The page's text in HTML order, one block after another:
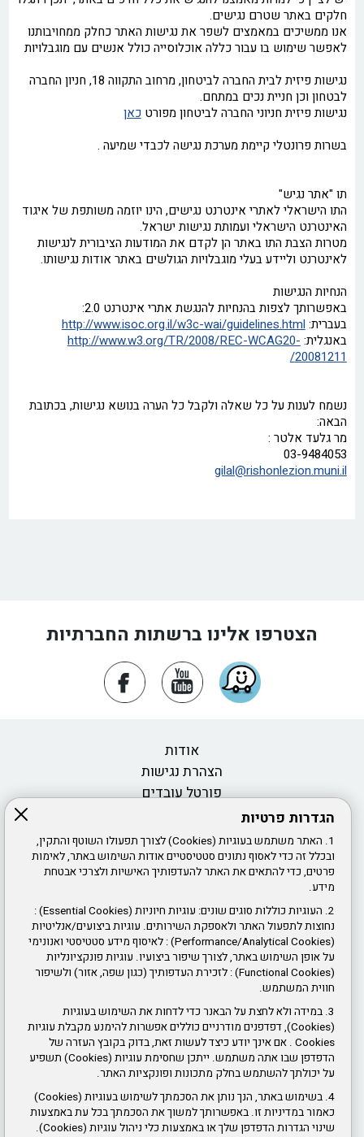
הגדרות פרטיות
1. האתר משתמש בעוגיות (Cookies) לצורך תפעולו השוטף והתקין,
ובכלל זה כדי לאסוף נתונים סטטיסטיים אודות השימוש באתר, לאימות
פרטים, כדי להתאים את האתר להעדפותיך האישיות ולצרכי אבטחת
מידע.
2. העוגיות כוללות סוגים שונים: עוגיות חיוניות (Essential Cookies) :
נחוצות לתפעול האתר ולאספקת השירותים. עוגיות ביצועים/אנליטיות
(Performance/Analytical Cookies) : לאיסוף מידע סטטיסטי ואנונימי
על אופן השימוש באתר, לצורך שיפור ביצועיו. עוגיות פונקציונליות
(Functional Cookies) : לזכירת העדפותיך (כגון שפה, אזור) ולשיפור
חווית המשתמש.
3. במידה ולא לחצת על הבאנר כדי לדחות את השימוש בעוגיות
(Cookies), דפדפנים מודרניים כוללים אפשרות להימנע מקבלת עוגיות
Cookies . אם אינך יודע כיצד לעשות זאת, בדוק בקובץ העזרה של
הדפדפן שבו אתה משתמש. ייתכן שחסימת עוגיות (Cookies) תשפיע
על יכולתך להשתמש בחלק מתכונות ופונקציות האתר.
4. בשימוש באתר, הנך נותן את הסכמתך לשימוש בעוגיות (Cookies)
כאמור במדיניות זו. באפשרותך למשוך את הסכמתך בכל עת באמצעות
שינוי הגדרות הדפדפן שלך או באמצעות כלי ניהול עוגיות (Cookies).
חלקים באתר שטרם נגישים.
אנו ממשיכים במאמצים לשפר את נגישות האתר כחלק ממחויבותנו
לאפשר שימוש בו עבור כללה אוכלוסייה כולל אנשים עם מוגבלויות
נגישות פיזית לבית החברה לביטחון, מרחוב התקווה 18, חניון החברה
לבטחון וכן חניית נכים במתחם.
נגישות פיזית חניוני החברה לביטחון מפורט כאן
בשרות פרונטלי קיימת מערכת נגישה לכבדי שמיעה .
תו "אתר נגיש"
התו הישראלי לאתרי אינטרנט נגישים, הינו יוזמה משותפת של איגוד
האינטרנט הישראלי ועמותת נגישות ישראל.
מטרות הצבת התו באתר הן לקדם את המודעות הציבורית לנגישות
לאינטרנט וליידע בעלי מוגבלויות הגולשים באתר אודות נגישותו.
הנחיות הנגישות
באפשרותך לצפות בהנחיות להנגשת אתרי אינטרנט 2.0:
בעברית: http://www.isoc.org.il/w3c-wai/guidelines.html
באנגלית: http://www.w3.org/TR/2008/REC-WCAG20-
20081211/
נשמח לענות על כל שאלה ולקבל כל הערה בנושא נגישות, בכתובת
הבאה:
מר גלעד אלטר :
03-9484053
gilal@rishonlezion.muni.il
הצטרפו אלינו ברשתות החברתיות
אודות
הצהרת נגישות
פורטל עובדים
דרושים ומכרזי כוח אדם
חוק חופש המידע
אמנת שירות
צור קשר
חוקי עזר
תנאי שימוש באתר ופרטיות
ז'בוטינסקי 61, ראשון לציון
שעות פעילות:
יום א' ג' ד' ה' 8:00 עד 16:00
יום ב' 8:00 עד 14:00 ו- 16:00 עד 18:30.
טלפון:
03-948-4000